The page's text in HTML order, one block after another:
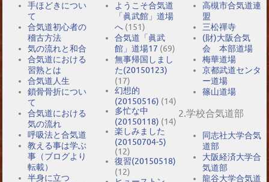
手ほどきについ
て
合気道初心者の
稽古方法
気の流れと和合
合気道における
習熟とは
合気道人生
鎖骨骨折につい
て
合気道における
気の流れ
呼吸法と合気道
教える事は学ぶ
事（ブログより
転載）
半身に立つ
ようこそ合気道
「眞武館」道場
へ (151)
合気道「眞武
館」道場17 (69)
無事帰国しまし
た(20150123)
(17)
幻想的
(20150516) (14)
多忙な中
(20150118) (14)
楽しみました
(20150704-5)
(12)
復習(20150518)
(12)
高槻市合気道連
盟
三松禪寺
(財)大阪合気
会 本部道場
梅華道場
京都武道センタ
ー道場
篠山道場
2.学校合気道部
同志社大学合気
道部
大阪経済大学合
気道部
龍谷大学合気道